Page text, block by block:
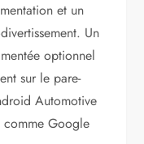
et un
Un
optionnel
sur le pare-
Automotive
comme Google